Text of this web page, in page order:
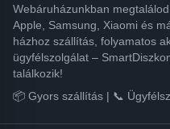
Webáruházunkban
Apple, Samsung, Xiaomi és
házhoz szállítás, folyamatos
ügyfélszolgálat –
találkozik!
📦 Gyors szállítás | 📞